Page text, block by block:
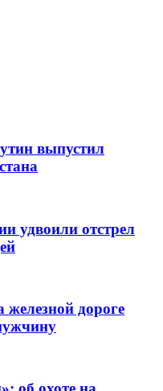
выпустил
удвоили отстрел
дороге